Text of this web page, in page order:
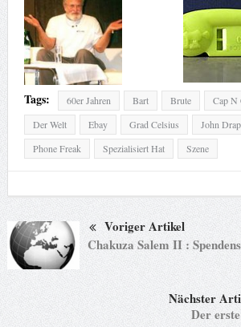
Tags: 60er Jahren Bart Brute Cap N
Der Welt
Ebay Grad Celsius John
Phone Freak
Spezialisiert Hat Szene
Voriger Artikel
Chakuza Salem II :
Nächster
Der